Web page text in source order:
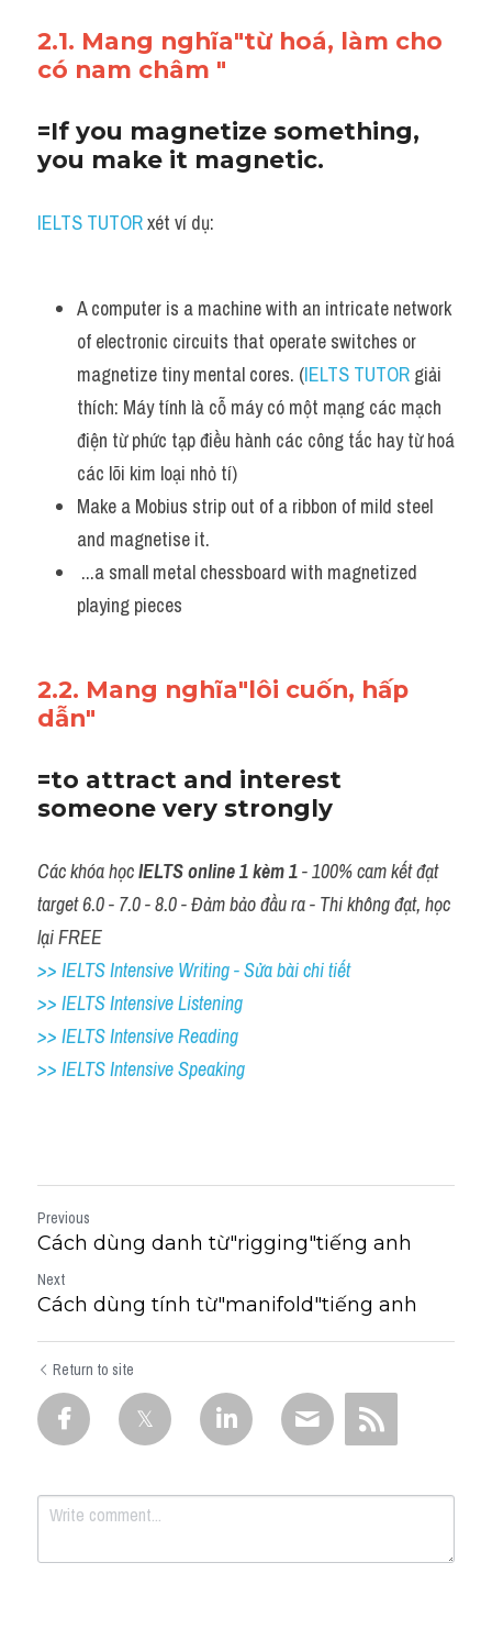
2.1. Mang nghĩa"từ hoá, làm cho
có nam châm "
=If you magnetize something,
you make it magnetic.
IELTS TUTOR xét ví dụ:
A computer is a machine with an intricate network
of electronic circuits that operate switches or
magnetize tiny mental cores. (IELTS TUTOR giải
thích: Máy tính là cỗ máy có một mạng các mạch
điện từ phức tạp điều hành các công tắc hay từ hoá
các lõi kim loại nhỏ tí)
Make a Mobius strip out of a ribbon of mild steel
and magnetise it.
...a small metal chessboard with magnetized
playing pieces
2.2. Mang nghĩa"lôi cuốn, hấp
dẫn"
=to attract and interest
someone very strongly
Các khóa học IELTS online 1 kèm 1 - 100% cam kết đạt
target 6.0 - 7.0 - 8.0 - Đảm bảo đầu ra - Thi không đạt, học
lại FREE
>> IELTS Intensive Writing - Sửa bài chi tiết
>> IELTS Intensive Listening
>> IELTS Intensive Reading
>> IELTS Intensive Speaking
Previous
Cách dùng danh từ"rigging"tiếng anh
Next
Cách dùng tính từ"manifold"tiếng anh
Return to site